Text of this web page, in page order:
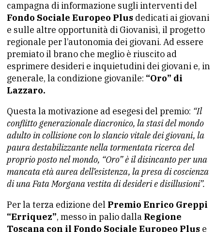
campagna di informazione sugli interventi del
Fondo Sociale Europeo Plus dedicati ai giovani
e sulle altre opportunità di Giovanisì, il progetto
regionale per l’autonomia dei giovani. Ad essere
premiato il brano che meglio è riuscito ad
esprimere desideri e inquietudini dei giovani e, in
generale, la condizione giovanile: “Oro” di
Lazzaro.
Questa la motivazione ad esegesi del premio: “Il
conflitto generazionale diacronico, la stasi del mondo
adulto in collisione con lo slancio vitale dei giovani, la
paura destabilizzante nella tormentata ricerca del
proprio posto nel mondo, “Oro” è il disincanto per una
mancata età aurea dell’esistenza, la presa di coscienza
di una Fata Morgana vestita di desideri e disillusioni”.
Per la terza edizione del Premio Enrico Greppi
“Erriquez”, messo in palio dalla Regione
Toscana con il Fondo Sociale Europeo Plus e